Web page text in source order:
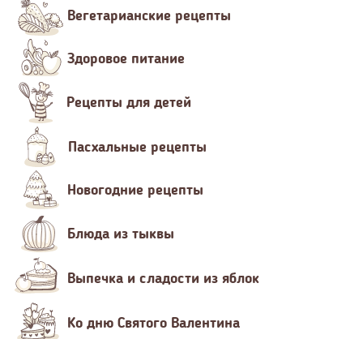
Вегетарианские рецепты
Здоровое питание
Рецепты для детей
Пасхальные рецепты
Новогодние рецепты
Блюда из тыквы
Выпечка и сладости из яблок
Ко дню Святого Валентина